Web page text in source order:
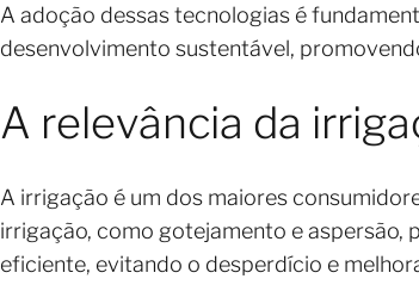
A adoção dessas tecnologias é
desenvolvimento sustentável,
A relevância da
A irrigação é um dos maiores
irrigação, como gotejamento e aspersão,
eficiente, evitando o desperdício e